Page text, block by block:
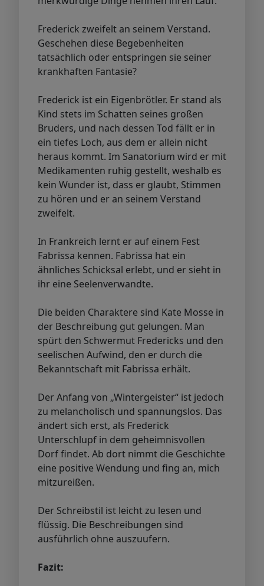
Frederick zweifelt an seinem Verstand.
Geschehen diese Begebenheiten
tatsächlich oder entspringen sie seiner
krankhaften Fantasie?
Frederick ist ein Eigenbrötler. Er stand als
Kind stets im Schatten seines großen
Bruders, und nach dessen Tod fällt er in
ein tiefes Loch, aus dem er allein nicht
heraus kommt. Im Sanatorium wird er mit
Medikamenten ruhig gestellt, weshalb es
kein Wunder ist, dass er glaubt, Stimmen
zu hören und er an seinem Verstand
zweifelt.
In Frankreich lernt er auf einem Fest
Fabrissa kennen. Fabrissa hat ein
ähnliches Schicksal erlebt, und er sieht in
ihr eine Seelenverwandte.
Die beiden Charaktere sind Kate Mosse in
der Beschreibung gut gelungen. Man
spürt den Schwermut Fredericks und den
seelischen Aufwind, den er durch die
Bekanntschaft mit Fabrissa erhält.
Der Anfang von „Wintergeister“ ist jedoch
zu melancholisch und spannungslos. Das
ändert sich erst, als Frederick
Unterschlupf in dem geheimnisvollen
Dorf findet. Ab dort nimmt die Geschichte
eine positive Wendung und fing an, mich
mitzureißen.
Der Schreibstil ist leicht zu lesen und
flüssig. Die Beschreibungen sind
ausführlich ohne auszuufern.
Fazit: